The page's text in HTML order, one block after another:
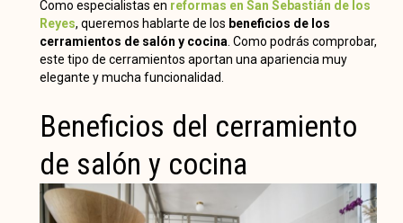
Como especialistas en reformas en San Sebastián de los
Reyes, queremos hablarte de los beneficios de los
cerramientos de salón y cocina . Como podrás comprobar,
este tipo de cerramientos aportan una apariencia muy
elegante y mucha funcionalidad.
Beneficios del cerramiento
de salón y cocina